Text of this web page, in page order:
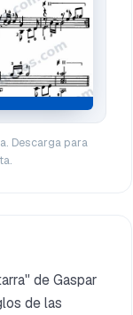
Descarga para
de Gaspar
de las